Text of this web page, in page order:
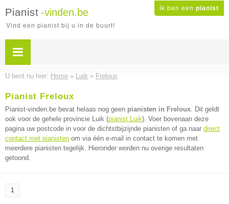
Ik ben een pianist
Pianist -vinden.be
Vind een pianist bij u in de buurt!
U bent nu hier: Home » Luik » Freloux
Pianist Freloux
Pianist-vinden.be bevat helaas nog geen pianisten in Freloux. Dit geldt
ook voor de gehele provincie Luik (pianist Luik). Voer bovenaan deze
pagina uw postcode in voor de dichtstbijzijnde pianisten of ga naar direct
contact met pianisten om via één e-mail in contact te komen met
meerdere pianisten tegelijk. Hieronder worden nu overige resultaten
getoond.
1